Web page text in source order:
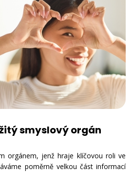
smyslový orgán
orgánem, jenž hraje klíčovou roli ve
poměrně velkou část informací